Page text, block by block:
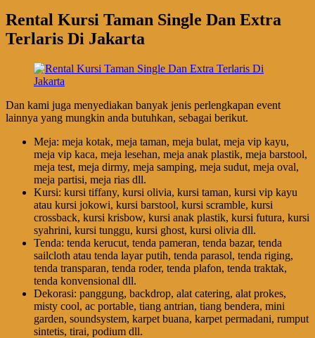
Rental Kursi Taman Single Dan Extra
Terlaris Di Jakarta
Dan kami juga menyediakan banyak jenis perlengkapan event
lainnya yang mungkin anda butuhkan, sebagai berikut.
Meja: meja kotak, meja taman, meja bulat, meja vip kayu,
meja vip kaca, meja lesehan, meja anak plastik, meja barstool,
meja test, meja dirmy, meja samping, meja sudut, meja oval,
meja partisi, meja rias dll.
Kursi: kursi tiffany, kursi olivia, kursi taman, kursi vip kayu
atau kursi jokowi, kursi barstool, kursi scramble, kursi
crossback, kursi krisbow, kursi anak plastik, kursi futura, kursi
syahrini, kursi tunggu, kursi ghost, kursi olivia dll.
Tenda: tenda kerucut, tenda pameran, tenda bazar, tenda
sailcloth atau tenda layar putih, tenda parasol, tenda riging,
tenda transparan, tenda roder, tenda plafon, tenda traktak,
tenda konvensional dll.
Dekorasi: panggung, backdrop, alat catering, alat prokes,
misty cool, ac portable, tiang antrian, tiang bendera, mini
garden, soundsystem, karpet buana, karpet permadani, rumput
sintetis, tirai, podium dll.